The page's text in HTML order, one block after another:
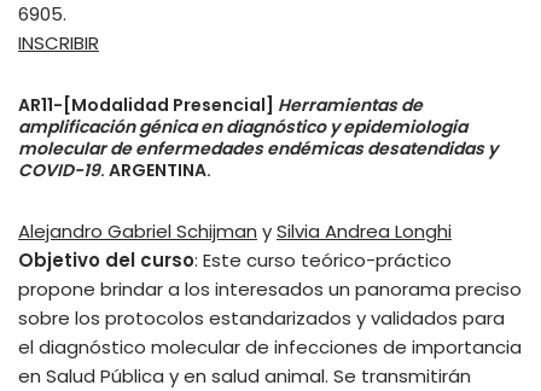
6905.
INSCRIBIR
AR11-[Modalidad Presencial] Herramientas de
amplificación génica en diagnóstico y epidemiologia
molecular de enfermedades endémicas desatendidas y
COVID-19. ARGENTINA.
Alejandro Gabriel Schijman ySilvia Andrea Longhi
Objetivo del curso: Este curso teórico-práctico
propone brindar a los interesados un panorama preciso
sobre los protocolos estandarizados y validados para
el diagnóstico molecular de infecciones de importancia
en Salud Pública y en salud animal. Se transmitirán